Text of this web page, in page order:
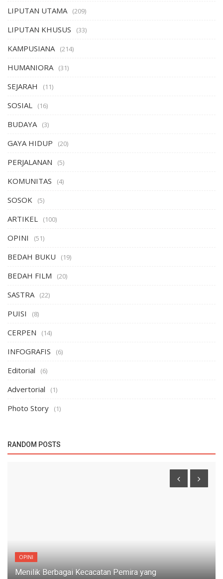
LIPUTAN UTAMA (209)
LIPUTAN KHUSUS (33)
KAMPUSIANA (214)
HUMANIORA (31)
SEJARAH (11)
SOSIAL (16)
BUDAYA (3)
GAYA HIDUP (20)
PERJALANAN (5)
KOMUNITAS (4)
SOSOK (5)
ARTIKEL (100)
OPINI (51)
BEDAH BUKU (19)
BEDAH FILM (20)
SASTRA (22)
PUISI (8)
CERPEN (14)
INFOGRAFIS (6)
Editorial (6)
Advertorial (1)
Photo Story (1)
RANDOM POSTS
OPINI
Menilik Berbagai Kecacatan Pemira yang